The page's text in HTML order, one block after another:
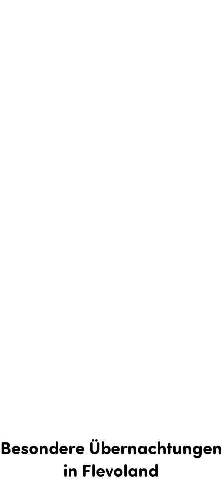
Besondere Übernachtungen
in Flevoland